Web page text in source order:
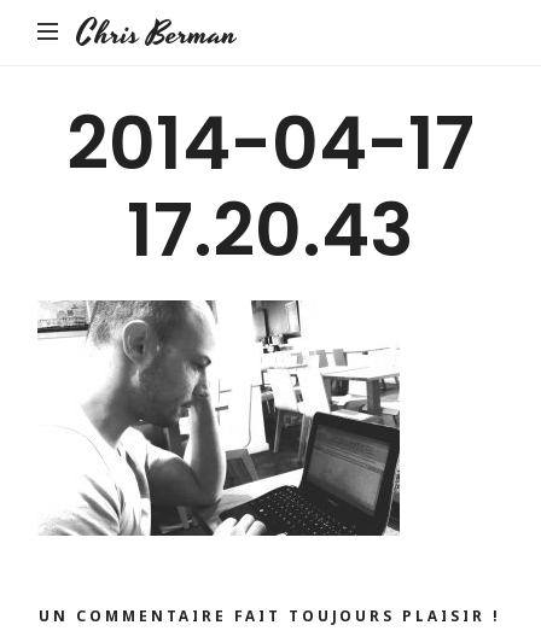
Chris Berman
2014-04-17
17.20.43
UN COMMENTAIRE FAIT TOUJOURS PLAISIR !